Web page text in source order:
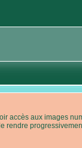
accès aux images
rendre